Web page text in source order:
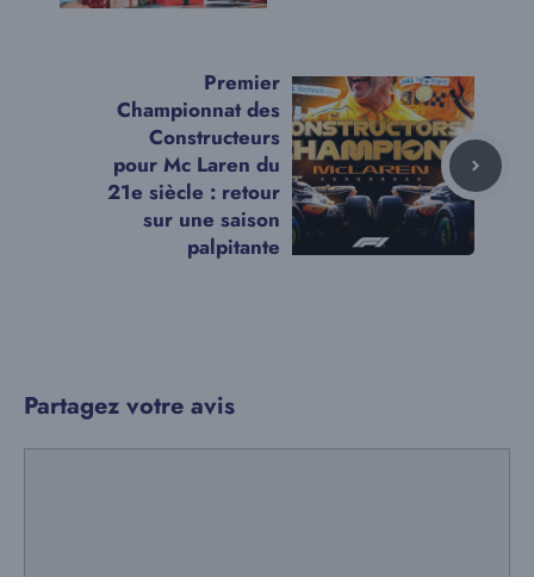
Premier
Championnat des
Constructeurs
pour Mc Laren du
21e siècle : retour
sur une saison
palpitante
Partagez votre avis